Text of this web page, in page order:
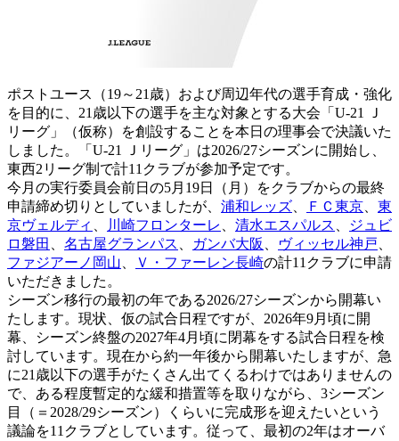
ポストユース（19～21歳）および周辺年代の選手育成・強化
を目的に、21歳以下の選手を主な対象とする大会「U-21 Ｊ
リーグ」（仮称）を創設することを本日の理事会で決議いた
しました。「U-21 Ｊリーグ」は2026/27シーズンに開始し、
東西2リーグ制で計11クラブが参加予定です。
今月の実行委員会前日の5月19日（月）をクラブからの最終
申請締め切りとしていましたが、 浦和レッズ ＦＣ東京
東
京ヴェルディ
川崎フロンターレ 清水エスパルス
ジュビ
ロ磐田
名古屋グランパス ガンバ大阪 ヴィッセル神戸
ファジアーノ岡山
Ｖ・ファーレン長崎の計11クラブに申請
いただきました。
シーズン移行の最初の年である2026/27シーズンから開幕い
たします。現状、仮の試合日程ですが、2026年9月頃に開
幕、シーズン終盤の2027年4月頃に閉幕をする試合日程を検
討しています。現在から約一年後から開幕いたしますが、急
に21歳以下の選手がたくさん出てくるわけではありませんの
で、ある程度暫定的な緩和措置等を取りながら、3シーズン
目（＝2028/29シーズン）くらいに完成形を迎えたいという
議論を11クラブとしています。従って、最初の2年はオーバ